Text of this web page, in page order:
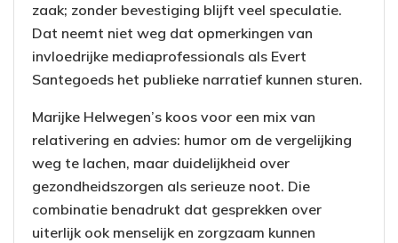
zaak; zonder bevestiging blijft veel speculatie.
Dat neemt niet weg dat opmerkingen van
invloedrijke mediaprofessionals als Evert
Santegoeds het publieke narratief kunnen sturen.
Marijke Helwegen’s koos voor een mix van
relativering en advies: humor om de vergelijking
weg te lachen, maar duidelijkheid over
gezondheidszorgen als serieuze noot. Die
combinatie benadrukt dat gesprekken over
uiterlijk ook menselijk en zorgzaam kunnen